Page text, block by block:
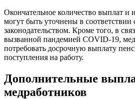
Окончательное количество выплат и
могут быть уточнены в
законодательством. Кроме того, в
вызванной пандемией COVID-19,
потребовать досрочную выплату
поступления на работу.
Дополнительные
медработников